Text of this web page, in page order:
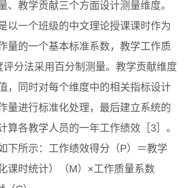
、教学贡献三个方面设计测量维度。
以一个班级的中文理论授课课时作为
量的一个基本标准系数，教学工作质
评分法采用百分制测量。教学贡献维度
，同时对每个维度中的相关指标设计
量进行标准化处理，最后建立系统的
算各教学人员的一年工作绩效［3］。
下所示：工作绩效得分（P）＝教学
课时统计）（M）×工作质量系数